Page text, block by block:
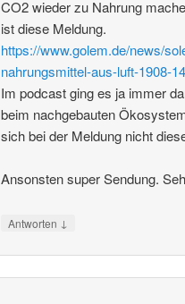
CO2 wieder zu Nahrung
ist diese Meldung.
https://www.golem.de/news/
nahrungsmittel-aus-luft-1908-
Im podcast ging es ja immer
beim nachgebauten
sich bei der Meldung nicht
Ansonsten super Sendung.
Antworten ↓